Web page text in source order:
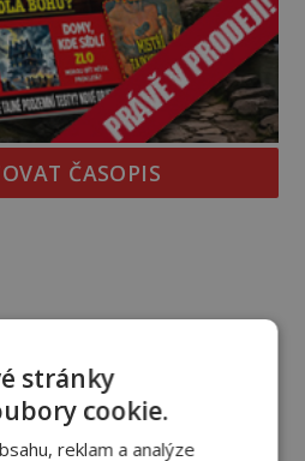
ČASOPIS
stránky
cookie.
reklam a analýze